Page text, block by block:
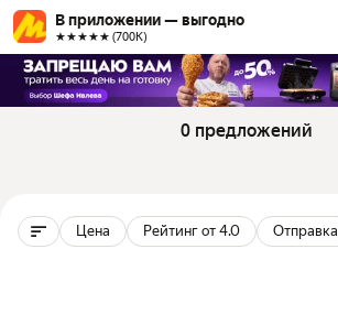
В приложении — выгодно
★★★★★ (700К)
0 предложений
Цена Рейтинг от 4.0 Отправка